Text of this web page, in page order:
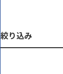
絞り込み